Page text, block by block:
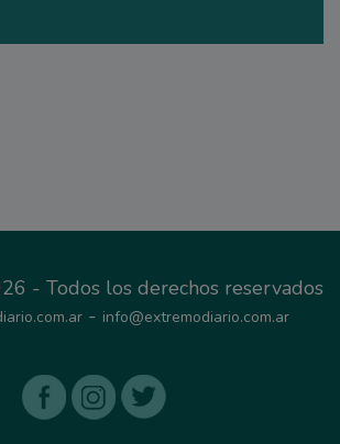
- Todos los derechos reservados
- info@extremodiario.com.ar